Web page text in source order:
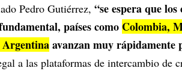
Pedro Gutiérrez, “se espera que los
países como Colombia,
Argentinaavanzan muy rápidamente
a las plataformas de intercambio de